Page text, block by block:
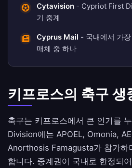
Cytavision - Cypriot First
기 중계
Cyprus Mail - 국내에서 가
매체 중 하나
키프로스의 축구 생
축구는 키프로스에서 큰 인기를
Division에는 APOEL, Omonia,
Anorthosis Famagusta가 참가하
합니다. 중계권이 국내로 한정되